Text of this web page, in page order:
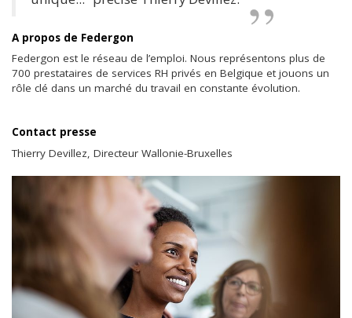
A propos de Federgon
Federgon est le réseau de l’emploi. Nous représentons plus de
700 prestataires de services RH privés en Belgique et jouons un
rôle clé dans un marché du travail en constante évolution.
Contact presse
Thierry Devillez, Directeur Wallonie-Bruxelles